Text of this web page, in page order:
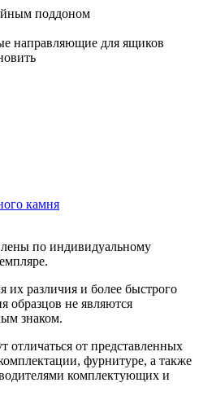
поддоном
направляющие для ящиков
камня
по индивидуальному
различия и более быстрого
образцов не являются
знаком.
отличаться от представленных
фурнитуре, а также
комплектующих и